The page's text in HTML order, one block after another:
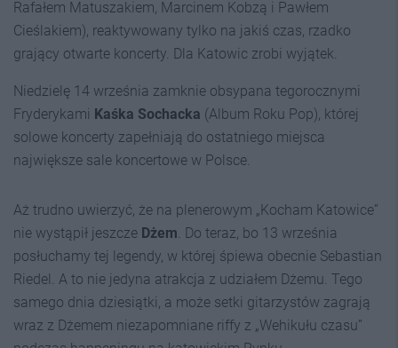
Rafałem Matuszakiem, Marcinem Kobzą i Pawłem
Cieślakiem), reaktywowany tylko na jakiś czas, rzadko
grający otwarte koncerty. Dla Katowic zrobi wyjątek.
Niedzielę 14 września zamknie obsypana tegorocznymi
Fryderykami Kaśka Sochacka (Album Roku Pop), której
solowe koncerty zapełniają do ostatniego miejsca
największe sale koncertowe w Polsce.
Aż trudno uwierzyć, że na plenerowym „Kocham Katowice”
nie wystąpił jeszcze Dżem. Do teraz, bo 13 września
posłuchamy tej legendy, w której śpiewa obecnie Sebastian
Riedel. A to nie jedyna atrakcja z udziałem Dżemu. Tego
samego dnia dziesiątki, a może setki gitarzystów zagrają
wraz z Dżemem niezapomniane riffy z „Wehikułu czasu”